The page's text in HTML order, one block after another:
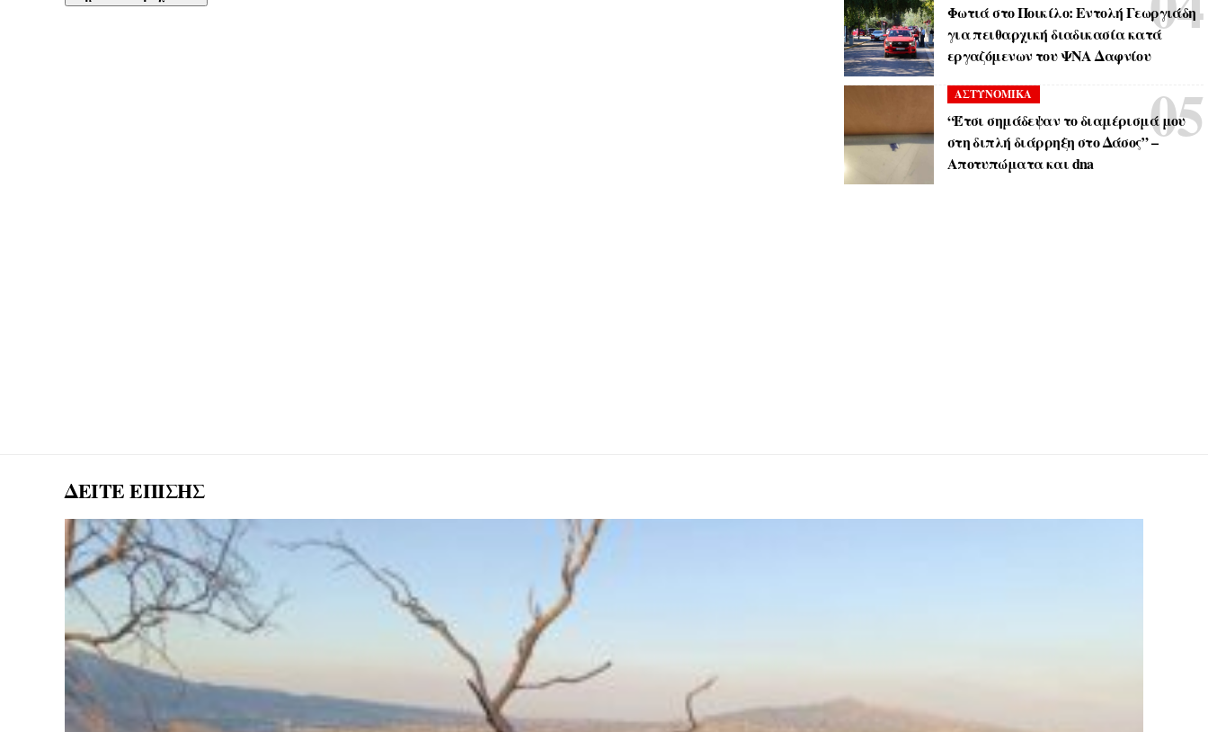
Φωτιά στο Ποικίλο: Εντολή Γεωργιάδη
για πειθαρχική διαδικασία κατά
εργαζόμενων του ΨΝΑ Δαφνίου
ΑΣΤΥΝΟΜΙΚΑ
“Έτσι σημάδεψαν το διαμέρισμά μου
στη διπλή διάρρηξη στο Δάσος” –
Αποτυπώματα και dna
ΔΕΙΤΕ ΕΠΙΣΗΣ